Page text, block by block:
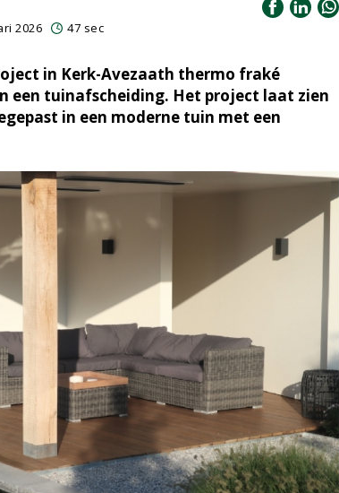
2026 47 sec
in Kerk-Avezaath thermo fraké
een tuinafscheiding. Het project laat zien
in een moderne tuin met een